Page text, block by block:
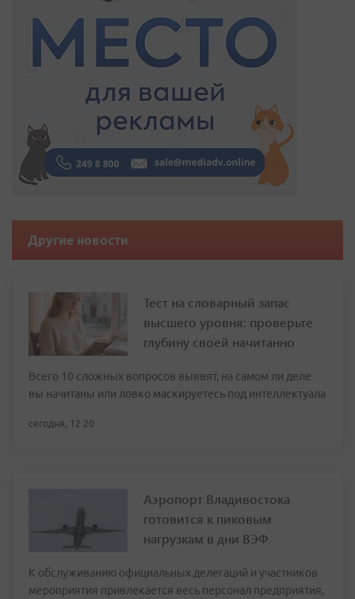
Другие новости
Тест на словарный запас
высшего уровня: проверьте
глубину своей начитанно
Всего 10 сложных вопросов выявят, на самом ли деле
вы начитаны или ловко маскируетесь под интеллектуала
сегодня, 12:20
Аэропорт Владивостока
готовится к пиковым
нагрузкам в дни ВЭФ
К обслуживанию официальных делегаций и участников
мероприятия привлекается весь персонал предприятия,